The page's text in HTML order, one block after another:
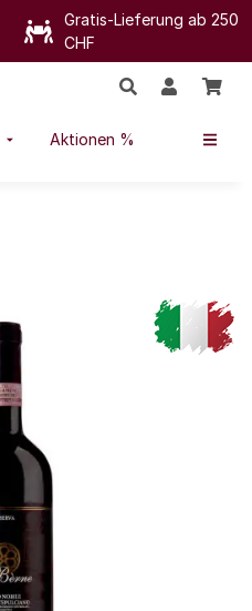
Gratis-Lieferung ab 250
CHF
Aktionen %